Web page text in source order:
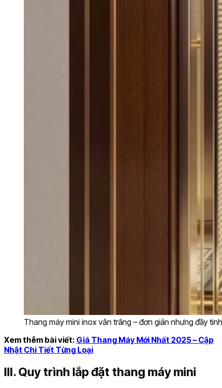
Thang máy mini inox vân trắng – đơn giản nhưng đầy
Xem thêm bài viết: Giá Thang Máy Mới Nhất 2025 – Cập
Nhật Chi Tiết Từng Loại
III. Quy trình lắp đặt thang máy mini